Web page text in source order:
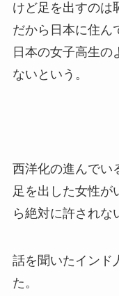
けど足を出すのは
だから日本に住ん
日本の女子高生
ないという。
西洋化の進んでい
足を出した女性が
ら絶対に許されな
話を聞いたインド
た。